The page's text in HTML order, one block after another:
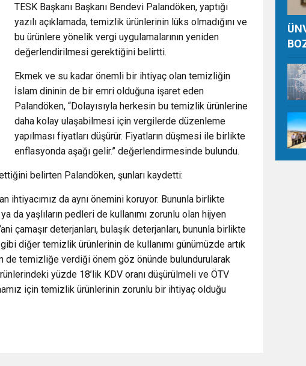
TESK Başkanı Başkanı Bendevi Palandöken, yaptığı
yazılı açıklamada, temizlik ürünlerinin lüks olmadığını ve
bu ürünlere yönelik vergi uygulamalarının yeniden
değerlendirilmesi gerektiğini belirtti.
Ekmek ve su kadar önemli bir ihtiyaç olan temizliğin
İslam dininin de bir emri olduğuna işaret eden
Palandöken, “Dolayısıyla herkesin bu temizlik ürünlerine
daha kolay ulaşabilmesi için vergilerde düzenleme
yapılması fiyatları düşürür. Fiyatların düşmesi ile birlikte
enflasyonda aşağı gelir.” değerlendirmesinde bulundu.
belirten Palandöken, şunları kaydetti:
ihtiyacımız da aynı önemini koruyor. Bununla birlikte
da yaşlıların pedleri de kullanımı zorunlu olan hijyen
çamaşır deterjanları, bulaşık deterjanları, bununla birlikte
diğer temizlik ürünlerinin de kullanımı günümüzde artık
de temizliğe verdiği önem göz önünde bulundurularak
yüzde 18’lik KDV oranı düşürülmeli ve ÖTV
için temizlik ürünlerinin zorunlu bir ihtiyaç olduğu